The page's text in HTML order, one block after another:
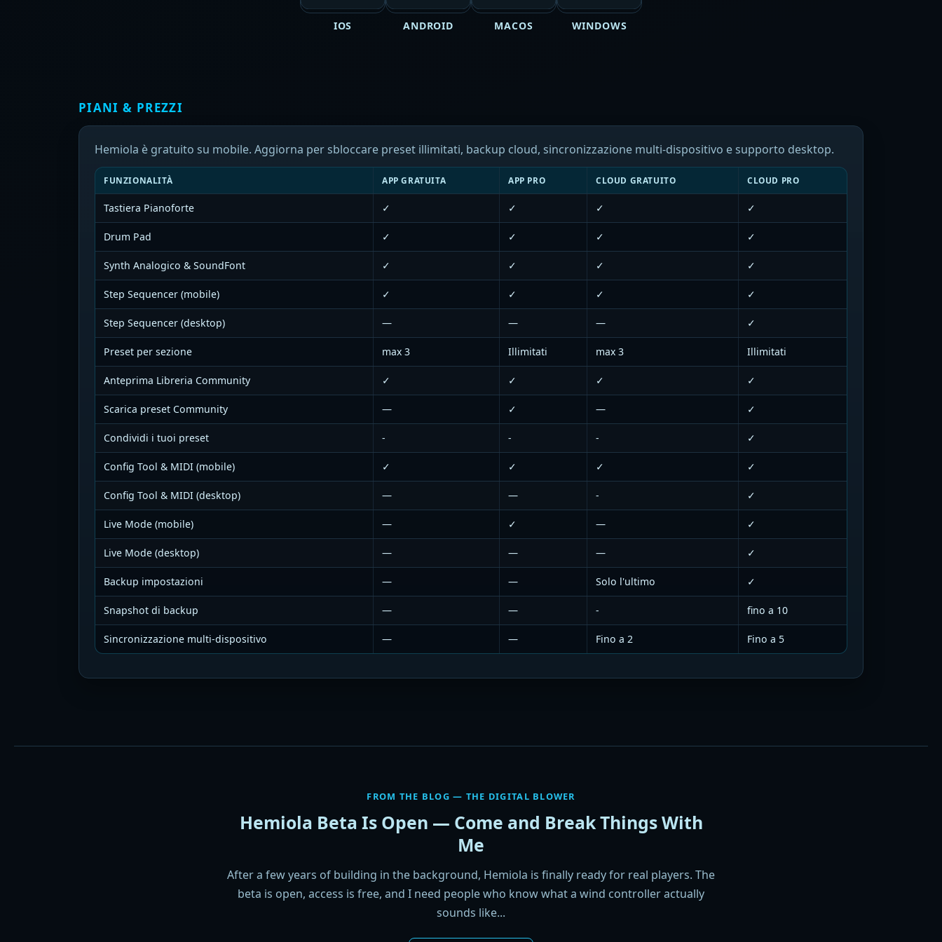
IOS ANDROID MACOS WINDOWS
PIANI & PREZZI
Hemiola è gratuito su mobile. Aggiorna per sbloccare preset illimitati, backup cloud, sincronizzazione multi-dispositivo e supporto desktop.
FUNZIONALITÀ APP GRATUITA APP PRO CLOUD GRATUITO CLOUD PRO
Tastiera Pianoforte ✓ ✓ ✓ ✓
Drum Pad ✓ ✓ ✓ ✓
Synth Analogico & SoundFont ✓ ✓ ✓ ✓
Step Sequencer (mobile) ✓ ✓ ✓ ✓
Step Sequencer (desktop) — — — ✓
Preset per sezione max 3 Illimitati max 3 Illimitati
Anteprima Libreria Community ✓ ✓ ✓ ✓
Scarica preset Community — ✓ — ✓
Condividi i tuoi preset - - - ✓
Config Tool & MIDI (mobile) ✓ ✓ ✓ ✓
Config Tool & MIDI (desktop) — — - ✓
Live Mode (mobile) — ✓ — ✓
Live Mode (desktop) — — — ✓
Backup impostazioni — — Solo l'ultimo ✓
Snapshot di backup — — - fino a 10
Sincronizzazione multi-dispositivo — — Fino a 2 Fino a 5
FROM THE BLOG — THE DIGITAL BLOWER
Hemiola Beta Is Open — Come and Break Things With
Me
After a few years of building in the background, Hemiola is finally ready for real players. The
beta is open, access is free, and I need people who know what a wind controller actually
sounds like...